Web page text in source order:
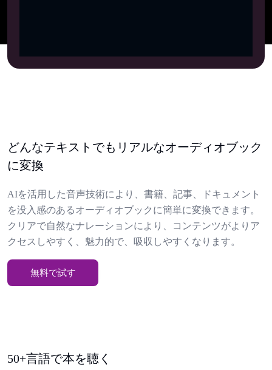
どんなテキストでもリアルなオーディオブック
に変換
AIを活用した音声技術により、書籍、記事、ドキュメント
を没入感のあるオーディオブックに簡単に変換できます。
クリアで自然なナレーションにより、コンテンツがよりア
クセスしやすく、魅力的で、吸収しやすくなります。
無料で試す
50+言語で本を聴く